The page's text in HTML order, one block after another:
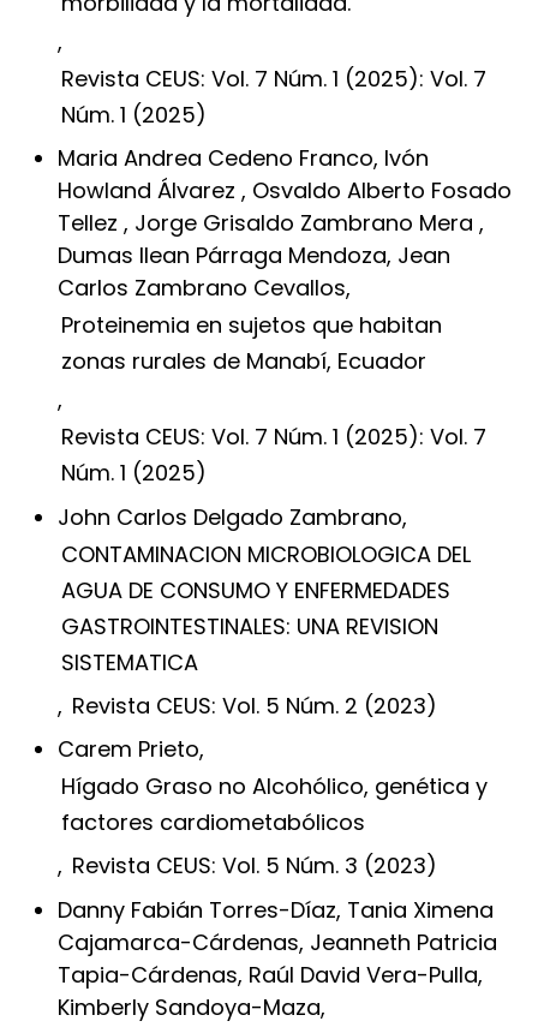
,
Revista CEUS: Vol. 7 Núm. 1 (2025): Vol. 7
Núm. 1 (2025)
Maria Andrea Cedeno Franco, Ivón
Howland Álvarez , Osvaldo Alberto Fosado
Tellez , Jorge Grisaldo Zambrano Mera ,
Dumas Ilean Párraga Mendoza, Jean
Carlos Zambrano Cevallos,
Proteinemia en sujetos que habitan
zonas rurales de Manabí, Ecuador
,
Revista CEUS: Vol. 7 Núm. 1 (2025): Vol. 7
Núm. 1 (2025)
John Carlos Delgado Zambrano,
CONTAMINACION MICROBIOLOGICA DEL
AGUA DE CONSUMO Y ENFERMEDADES
GASTROINTESTINALES: UNA REVISION
SISTEMATICA
, Revista CEUS: Vol. 5 Núm. 2 (2023)
Carem Prieto,
Hígado Graso no Alcohólico, genética y
factores cardiometabólicos
, Revista CEUS: Vol. 5 Núm. 3 (2023)
Danny Fabián Torres-Díaz, Tania Ximena
Cajamarca-Cárdenas, Jeanneth Patricia
Tapia-Cárdenas, Raúl David Vera-Pulla,
Kimberly Sandoya-Maza,